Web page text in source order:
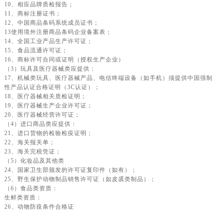
10、相应品牌质检报告；
11、商标注册证书；
12、中国商品条码系统成员证书；
13使用境外注册商品条码企业备案表；
14、全国工业产品生产许可证；
15、食品流通许可证；
16、商标许可合同或证明（授权生产企业）
（3）玩具及医疗器械类应提供：
17、机械类玩具、医疗器械产品、电信终端设备（如手机）须提供中国强制
性产品认证合格证明（3C认证）；
18、医疗器械相关质检证明；
19、医疗器械生产企业许可证；
20、医疗器械经营许可证；
（4）进口商品类应提供：
21、进口货物的检验检疫证明；
22、海关报关单；
23、海关完税凭证；
（5）化妆品及其他类
24、国家卫生部颁发的许可证复印件（如有）；
25、野生保护动物制品销售许可证（如皮裘类制品）；
（6）食品类资质：
生鲜类资质：
26、动物防疫条件合格证